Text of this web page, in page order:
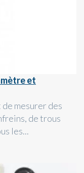
et
mesurer des
de trous
les...